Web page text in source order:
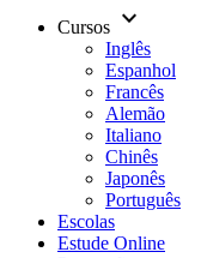
Cursos keyboard_arrow_down
Inglês
Espanhol
Francês
Alemão
Italiano
Chinês
Japonês
Português
Escolas
Estude Online